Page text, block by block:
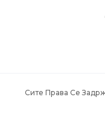
Сите Права Се